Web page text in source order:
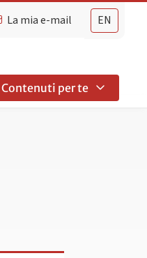
EN
La mia e-mail
Contenuti per te